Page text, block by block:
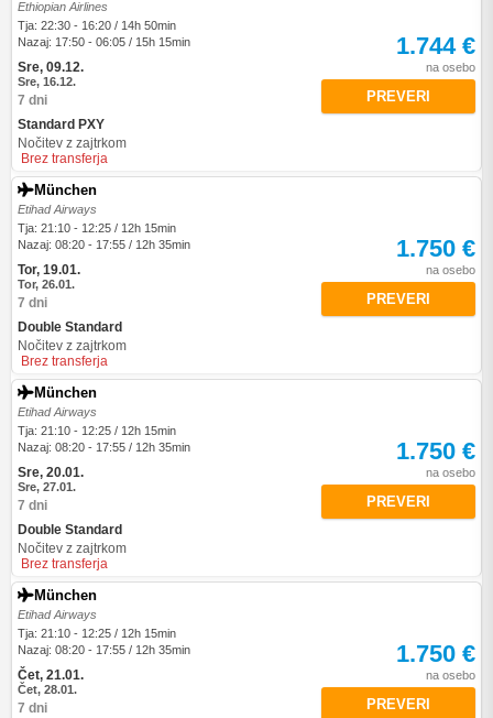
Ethiopian Airlines
Tja: 22:30 - 16:20 / 14h 50min
Nazaj: 17:50 - 06:05 / 15h 15min
Sre, 09.12.
Sre, 16.12.
7 dni
Standard PXY
Nočitev z zajtrkom
Brez transferja
1.744 €
na osebo
PREVERI
München
Etihad Airways
Tja: 21:10 - 12:25 / 12h 15min
Nazaj: 08:20 - 17:55 / 12h 35min
Tor, 19.01.
Tor, 26.01.
7 dni
Double Standard
Nočitev z zajtrkom
Brez transferja
1.750 €
na osebo
PREVERI
München
Etihad Airways
Tja: 21:10 - 12:25 / 12h 15min
Nazaj: 08:20 - 17:55 / 12h 35min
Sre, 20.01.
Sre, 27.01.
7 dni
Double Standard
Nočitev z zajtrkom
Brez transferja
1.750 €
na osebo
PREVERI
München
Etihad Airways
Tja: 21:10 - 12:25 / 12h 15min
Nazaj: 08:20 - 17:55 / 12h 35min
Čet, 21.01.
Čet, 28.01.
7 dni
1.750 €
na osebo
PREVERI